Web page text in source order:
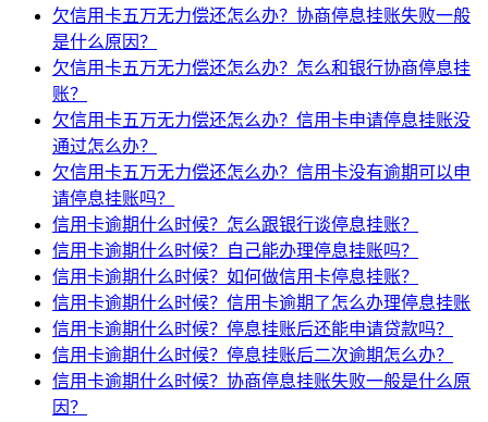
欠信用卡五万无力偿还怎么办？协商停息挂账失败一般
是什么原因？
欠信用卡五万无力偿还怎么办？怎么和银行协商停息挂
账？
欠信用卡五万无力偿还怎么办？信用卡申请停息挂账没
通过怎么办？
欠信用卡五万无力偿还怎么办？信用卡没有逾期可以申
请停息挂账吗？
信用卡逾期什么时候？怎么跟银行谈停息挂账？
信用卡逾期什么时候？自己能办理停息挂账吗？
信用卡逾期什么时候？如何做信用卡停息挂账？
信用卡逾期什么时候？信用卡逾期了怎么办理停息挂账
信用卡逾期什么时候？停息挂账后还能申请贷款吗？
信用卡逾期什么时候？停息挂账后二次逾期怎么办？
信用卡逾期什么时候？协商停息挂账失败一般是什么原
因？